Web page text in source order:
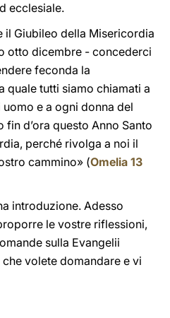
ecclesiale.
il Giubileo della Misericordia
otto dicembre - concederci
feconda la
quale tutti siamo chiamati a
e a ogni donna del
d’ora questo Anno Santo
perché rivolga a noi il
cammino» (Omelia 13
introduzione. Adesso
le vostre riflessioni,
sulla Evangelii
volete domandare e vi